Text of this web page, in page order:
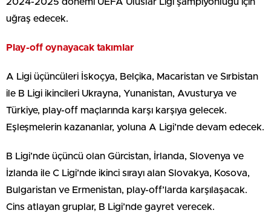
uğraş edecek.
Play-off oynayacak takımlar
A Ligi üçüncüleri İskoçya, Belçika, Macaristan ve Sırbistan
ile B Ligi ikincileri Ukrayna, Yunanistan, Avusturya ve
Türkiye, play-off maçlarında karşı karşıya gelecek.
Eşleşmelerin kazananlar, yoluna A Ligi’nde devam edecek.
B Ligi’nde üçüncü olan Gürcistan, İrlanda, Slovenya ve
İzlanda ile C Ligi’nde ikinci sırayı alan Slovakya, Kosova,
Bulgaristan ve Ermenistan, play-off’larda karşılaşacak.
Cins atlayan gruplar, B Ligi’nde gayret verecek.